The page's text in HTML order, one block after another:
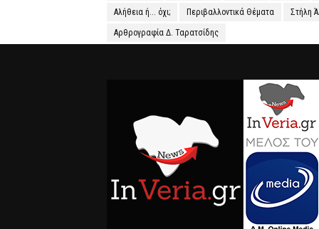
Αλήθεια ή... όχι; Περιβαλλοντικά Θέματα Στήλη
Αρθρογραφία Δ. Ταρατσίδης